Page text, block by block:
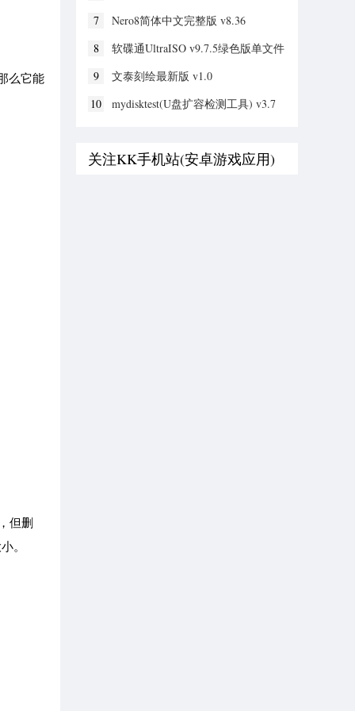
么它能
但删
。
7
Nero8简体中文完整版 v8.36
8
软碟通UltraISO v9.7.5绿色版单文件
9
文泰刻绘最新版 v1.0
10
mydisktest(U盘扩容检测工具) v3.7
关注KK手机站(安卓游戏应用)